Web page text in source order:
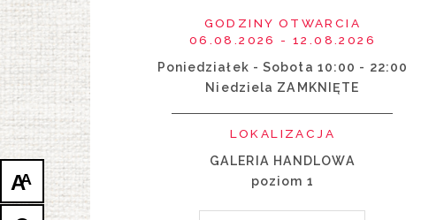
AA
RESTAURACJE
PLAN
O NAS
GODZINY OTWARCIA
06.08.2026 - 12.08.2026
Poniedziałek - Sobota 10:00 - 22:00
Niedziela ZAMKNIĘTE
LOKALIZACJA
GALERIA HANDLOWA
poziom 1